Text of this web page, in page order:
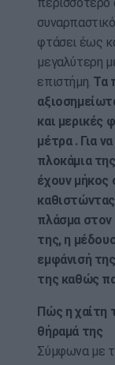
φτάσει έως
μεγαλύτερη
επιστήμη. Τα
και μερικές
μέτρα . Για
πλοκάμια
έχουν μήκος
πλάσμα στον
της, η
εμφάνισή
της καθώς
Πώς η χαίτη
θήραμά της
Σύμφωνα με